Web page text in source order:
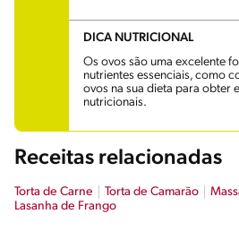
DICA NUTRICIONAL
Os ovos são uma excelente
nutrientes essenciais, como
ovos na sua dieta para obter
nutricionais.
Receitas relacionadas
Torta de Carne Torta de Camarão
Lasanha de Frango